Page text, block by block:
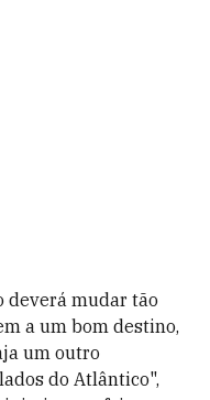
deverá mudar tão
a um bom destino,
um outro
do Atlântico",